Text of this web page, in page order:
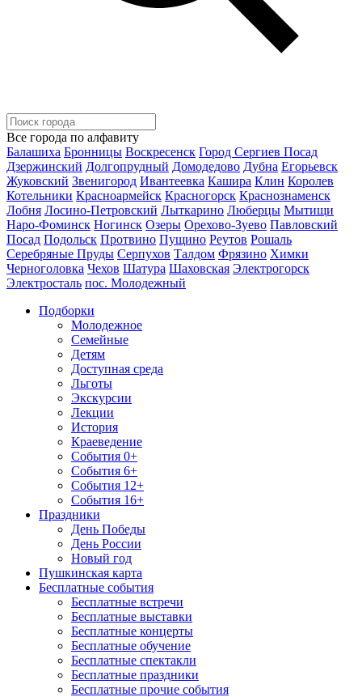
Все города по алфавиту
Балашиха Бронницы Воскресенск Город Сергиев Посад
Дзержинский Долгопрудный Домодедово Дубна Егорьевск
Жуковский Звенигород Ивантеевка Кашира Клин Королев
Котельники Красноармейск Красногорск Краснознаменск
Лобня Лосино-Петровский Лыткарино Люберцы Мытищи
Наро-Фоминск Ногинск Озеры Орехово-Зуево Павловский
Посад Подольск Протвино Пущино Реутов Рошаль
Серебряные Пруды Серпухов Талдом Фрязино Химки
Черноголовка Чехов Шатура Шаховская Электрогорск
Электросталь пос. Молодежный
Подборки
Молодежное
Семейные
Детям
Доступная среда
Льготы
Экскурсии
Лекции
История
Краеведение
События 0+
События 6+
События 12+
События 16+
Праздники
День Победы
День России
Новый год
Пушкинская карта
Бесплатные события
Бесплатные встречи
Бесплатные выставки
Бесплатные концерты
Бесплатные обучение
Бесплатные спектакли
Бесплатные праздники
Бесплатные прочие события